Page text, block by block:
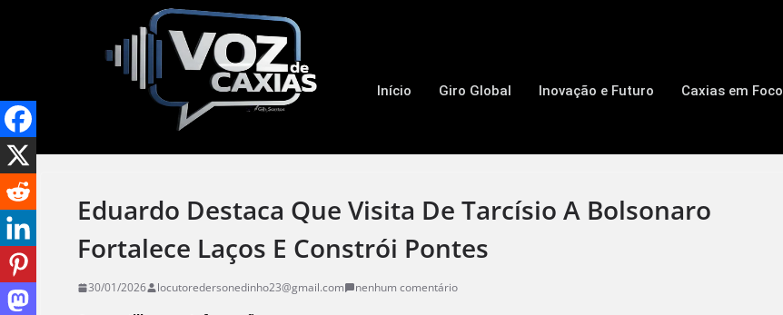
Início Giro Global Inovação e Futuro Caxias em Foco
Eduardo Destaca Que Visita De Tarcísio A Bolsonaro
Fortalece Laços E Constrói Pontes
30/01/2026 locutoredersonedinho23@gmail.com nenhum comentário